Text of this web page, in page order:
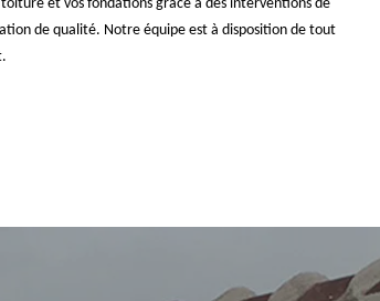
et vos fondations grâce à des interventions de
de qualité. Notre équipe est à disposition de tout